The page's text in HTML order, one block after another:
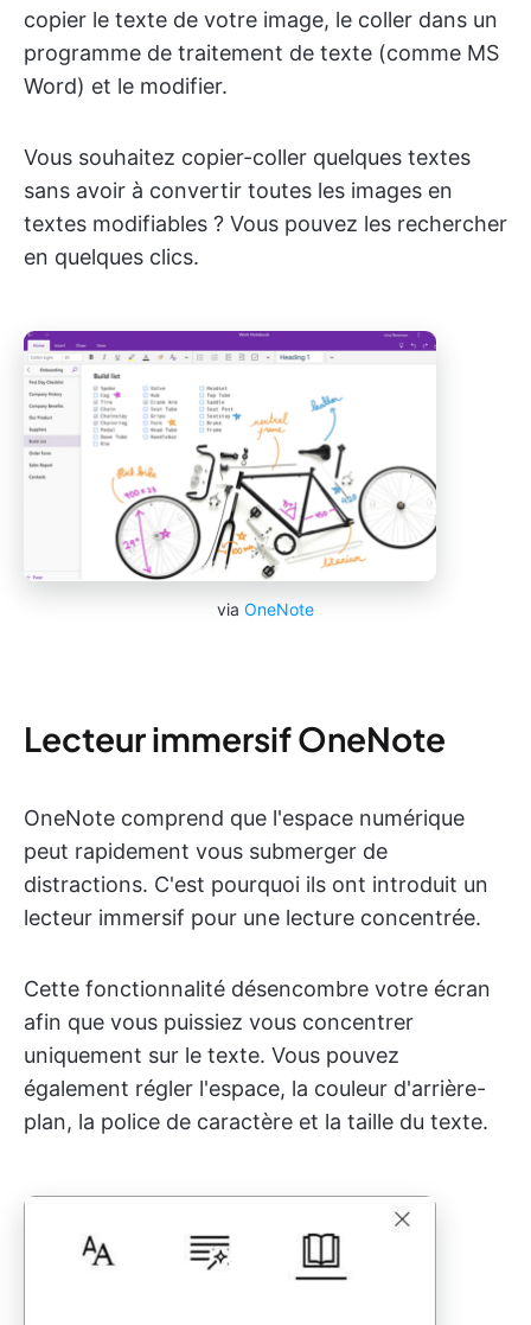
copier le texte de votre image, le coller dans un
programme de traitement de texte (comme MS
Word) et le modifier.
Vous souhaitez copier-coller quelques textes
sans avoir à convertir toutes les images en
textes modifiables ? Vous pouvez les rechercher
en quelques clics.
via OneNote
Lecteur immersif OneNote
OneNote comprend que l'espace numérique
peut rapidement vous submerger de
distractions. C'est pourquoi ils ont introduit un
lecteur immersif pour une lecture concentrée.
Cette fonctionnalité désencombre votre écran
afin que vous puissiez vous concentrer
uniquement sur le texte. Vous pouvez
également régler l'espace, la couleur d'arrière-
plan, la police de caractère et la taille du texte.